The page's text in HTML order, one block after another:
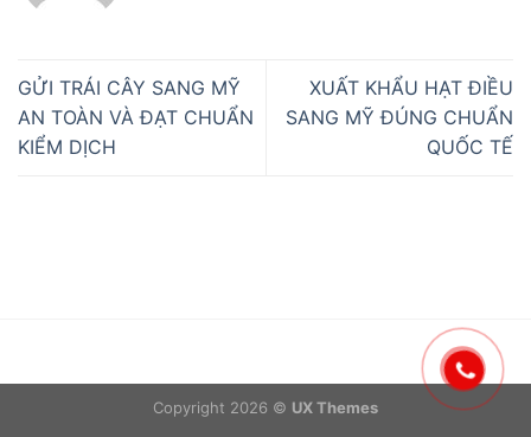
GỬI TRÁI CÂY SANG MỸ
AN TOÀN VÀ ĐẠT CHUẨN
KIỂM DỊCH
XUẤT KHẨU HẠT ĐIỀU
SANG MỸ ĐÚNG CHUẨN
QUỐC TẾ
Copyright 2026 © UX Themes